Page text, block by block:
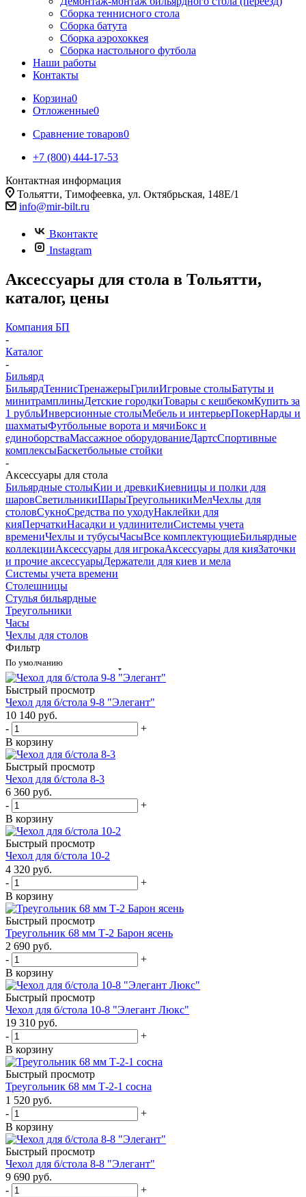
Сборка теннисного стола
Сборка батута
Сборка аэрохоккея
Сборка настольного футбола
Наши работы
Контакты
Корзина0
Отложенные0
Сравнение товаров0
+7 (800) 444-17-53
Контактная информация
Тольятти, Тимофеевка, ул. Октябрьская, 148Е/1
info@mir-bilt.ru
Вконтакте
Instagram
Аксессуары для стола в Тольятти,
каталог, цены
Компания БП
-
Каталог
-
Бильярд
БильярдТеннисТренажерыГрилиИгровые столыБатуты и
минитрамплиныДетские городкиТовары с кешбекомКупить за
1 рубльИнверсионные столыМебель и интерьерПокерНарды и
шахматыФутбольные ворота и мячиБокс и
единоборстваМассажное оборудованиеДартсСпортивные
комплексыБаскетбольные стойки
-
Аксессуары для стола
Бильярдные столыКии и древкиКиевницы и полки для
шаровСветильникиШарыТреугольникиМелЧехлы для
столовСукноСредства по уходуНаклейки для
кияПерчаткиНасадки и удлинителиСистемы учета
времениЧехлы и тубусыЧасыВсе комплектующиеБильярдные
коллекцииАксессуары для игрокаАксессуары для кияЗаточки
и прочие аксессуарыДержатели для киев и мела
Системы учета времени
Столешницы
Стулья бильярдные
Треугольники
Часы
Чехлы для столов
Фильтр
По умолчанию
Быстрый просмотр
Чехол для б/стола 9-8 "Элегант"
10 140 руб.
-
+
В корзину
Быстрый просмотр
Чехол для б/стола 8-3
6 360 руб.
-
+
В корзину
Быстрый просмотр
Чехол для б/стола 10-2
4 320 руб.
-
+
В корзину
Быстрый просмотр
Треугольник 68 мм Т-2 Барон ясень
2 690 руб.
-
+
В корзину
Быстрый просмотр
Чехол для б/стола 10-8 "Элегант Люкс"
19 310 руб.
-
+
В корзину
Быстрый просмотр
Треугольник 68 мм Т-2-1 сосна
1 520 руб.
-
+
В корзину
Быстрый просмотр
Чехол для б/стола 8-8 "Элегант"
9 690 руб.
-
+